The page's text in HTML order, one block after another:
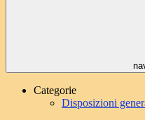
Categorie
Disposizioni